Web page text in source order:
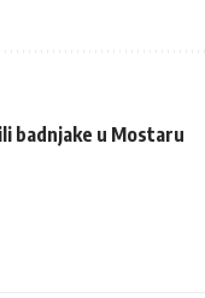
badnjake u Mostaru